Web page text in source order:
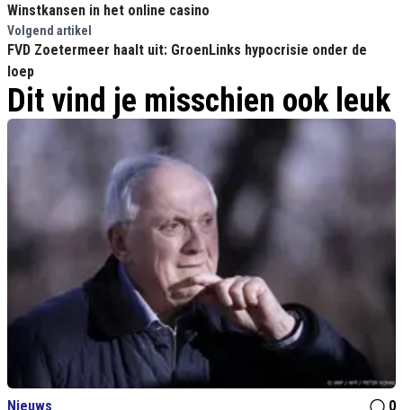
Winstkansen in het online casino
Volgend artikel
FVD Zoetermeer haalt uit: GroenLinks hypocrisie onder de
loep
Dit vind je misschien ook leuk
Nieuws
0